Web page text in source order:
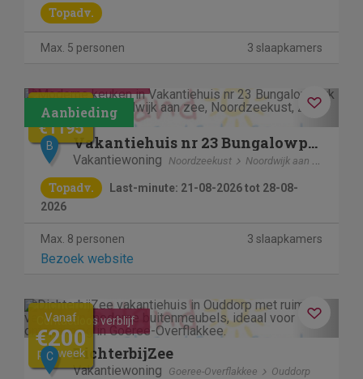
Topadv.
Max. 5 personen 3 slaapkamers
Previous Next
€1605
€1195
B Vakantiehuis nr 23 Bungalowpark Puik en Duin
Vakantiewoning Noordzeekust Noordwijk aan zee
Topadv.
Last-minute: 21-08-2026 tot 28-08-
2026
Max. 8 personen 3 slaapkamers
Bezoek website
Previous Next
Contactloos verblijf
Vanaf
€200
per week
C DichterbijZee
Vakantiewoning Goeree-Overflakkee Ouddorp